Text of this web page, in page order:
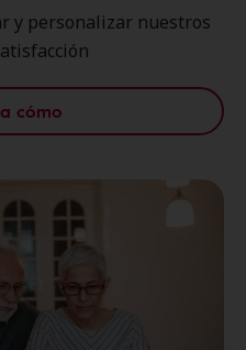
y personalizar nuestros
cómo